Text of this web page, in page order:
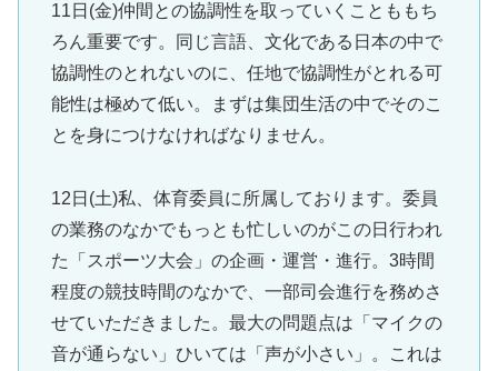
11日(金)仲間との協調性を取っていくことももち
ろん重要です。同じ言語、文化である日本の中で
協調性のとれないのに、任地で協調性がとれる可
能性は極めて低い。まずは集団生活の中でそのこ
とを身につけなければなりません。
12日(土)私、体育委員に所属しております。委員
の業務のなかでもっとも忙しいのがこの日行われ
た「スポーツ大会」の企画・運営・進行。3時間
程度の競技時間のなかで、一部司会進行を務めさ
せていただきました。最大の問題点は「マイクの
音が通らない」ひいては「声が小さい」。これは